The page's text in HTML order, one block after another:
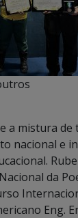
a mistura
nacional e
da
Eng.